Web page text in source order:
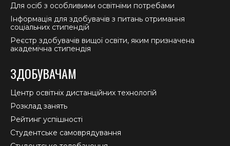
Для осіб з особливими освітніми потребами
Інформація для здобувачів з питань отримання
соціальних стипендій
Реєстр здобувачів вищої освіти, яким призначена
академічна стипендія
ЗДОБУВАЧАМ
Центр освітніх дистанційних технологій
Розклад занять
Рейтинг успішності
Студентське самоврядування